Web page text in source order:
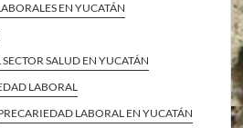
EN YUCATÁN
SALUD EN YUCATÁN
LABORAL
LABORAL EN YUCATÁN